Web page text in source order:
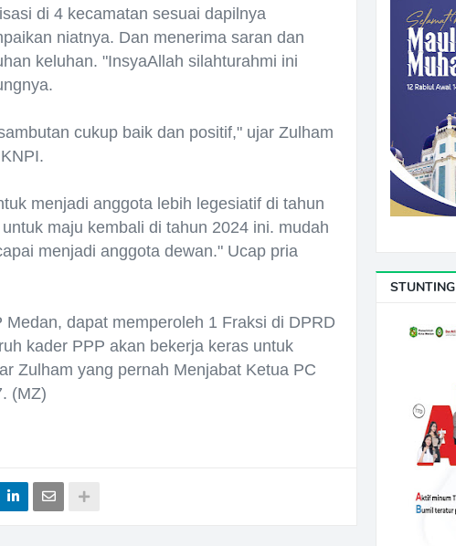
di 4 kecamatan sesuai dapilnya
niatnya. Dan menerima saran dan
keluhan. "InsyaAllah silahturahmi ini
cukup baik dan positif," ujar Zulham
menjadi anggota lebih legesiatif di tahun
maju kembali di tahun 2024 ini. mudah
menjadi anggota dewan." Ucap pria
dapat memperoleh 1 Fraksi di DPRD
kader PPP akan bekerja keras untuk
Zulham yang pernah Menjabat Ketua PC
(MZ)
STUNTING